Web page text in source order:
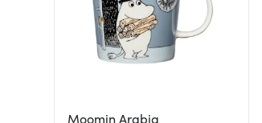
Moomin Arabia